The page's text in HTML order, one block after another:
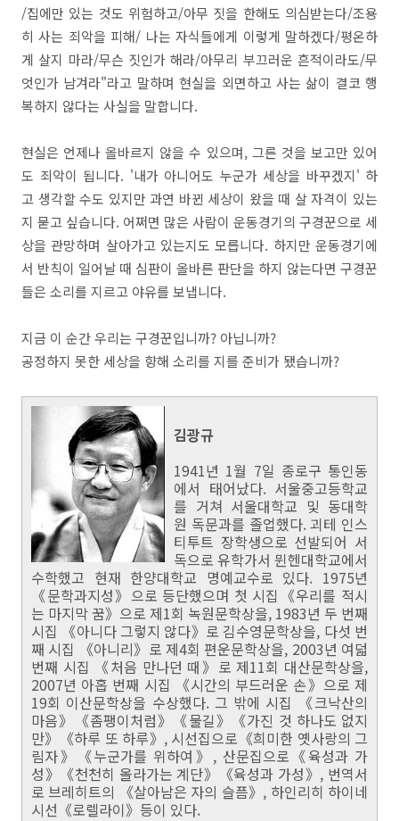
/집에만 있는 것도 위험하고/아무 짓을 한해도 의심받는다/조용
히 사는 죄악을 피해/ 나는 자식들에게 이렇게 말하겠다/평온하
게 살지 마라/무슨 짓인가 해라/아무리 부끄러운 흔적이라도/무
엇인가 남겨라"라고 말하며 현실을 외면하고 사는 삶이 결코 행
복하지 않다는 사실을 말합니다.
현실은 언제나 올바르지 않을 수 있으며, 그른 것을 보고만 있어
도 죄악이 됩니다. '내가 아니어도 누군가 세상을 바꾸겠지' 하
고 생각할 수도 있지만 과연 바뀐 세상이 왔을 때 살 자격이 있는
지 묻고 싶습니다. 어쩌면 많은 사람이 운동경기의 구경꾼으로 세
상을 관망하며 살아가고 있는지도 모릅니다. 하지만 운동경기에
서 반칙이 일어날 때 심판이 올바른 판단을 하지 않는다면 구경꾼
들은 소리를 지르고 야유를 보냅니다.
지금 이 순간 우리는 구경꾼입니까? 아닙니까?
공정하지 못한 세상을 향해 소리를 지를 준비가 됐습니까?
김광규
1941년 1월 7일 종로구 통인동
에서 태어났다. 서울중고등학교
를 거쳐 서울대학교 및 동대학
원 독문과를 졸업했다. 괴테 인스
티투트 장학생으로 선발되어 서
독으로 유학가서 뮌헨대학교에서
수학했고 현재 한양대학교 명예교수로 있다. 1975년
《문학과지성》으로 등단했으며 첫 시집《우리를 적시
는 마지막 꿈》으로 제1회 녹원문학상을, 1983년 두 번째
시집 《아니다 그렇지 않다》로 김수영문학상을, 다섯 번
째 시집 《아니리》로 제4회 편운문학상을, 2003년 여덟
번째 시집 《처음 만나던 때》로 제11회 대산문학상을,
2007년 아홉 번째 시집 《시간의 부드러운 손》으로 제
19회 이산문학상을 수상했다. 그 밖에 시집 《크낙산의
마음》《좀팽이처럼》《물길》《가진 것 하나도 없지
만》《하루 또 하루》, 시선집으로《희미한 옛사랑의 그
림자》《누군가를 위하여》, 산문집으로《육성과 가
성》《천천히 올라가는 계단》《육성과 가성》, 번역서
로 브레히트의 《살아남은 자의 슬픔》, 하인리히 하이네
시선《로렐라이》등이 있다.